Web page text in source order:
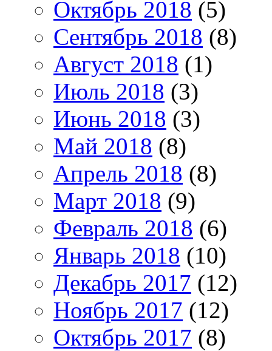
Октябрь 2018 (5)
Сентябрь 2018 (8)
Август 2018 (1)
Июль 2018 (3)
Июнь 2018 (3)
Май 2018 (8)
Апрель 2018 (8)
Март 2018 (9)
Февраль 2018 (6)
Январь 2018 (10)
Декабрь 2017 (12)
Ноябрь 2017 (12)
Октябрь 2017 (8)